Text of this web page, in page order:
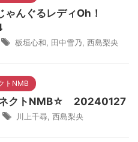
ゃんぐるレディOh！
板垣心和 田中雪乃 西島梨央
トNMB
ネクトNMB☆ 20240127
川上千尋 西島梨央